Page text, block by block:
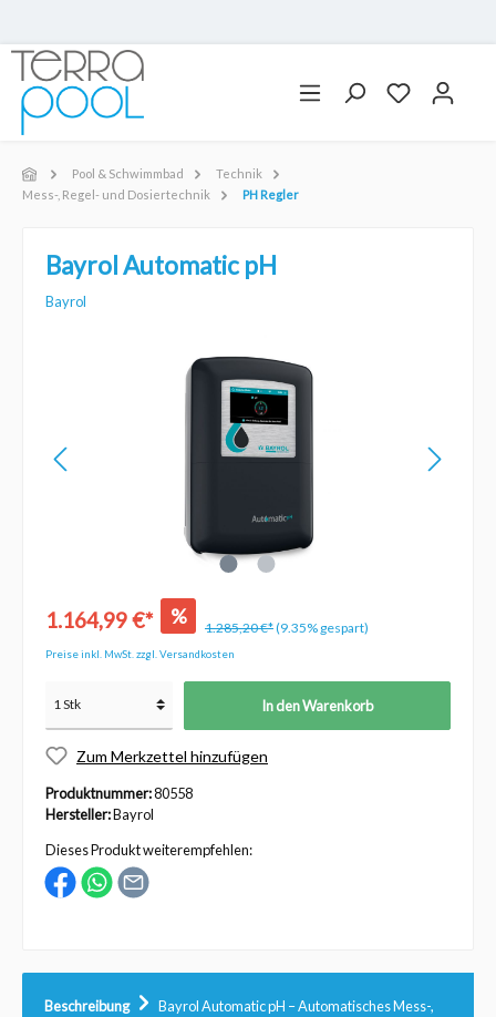
Pool & Schwimmbad
Technik
Mess-, Regel- und Dosiertechnik
PH Regler
Bayrol Automatic pH
Bayrol
1.164,99 €* % 1.285,20 €*(9.35% gespart)
Preise inkl. MwSt. zzgl. Versandkosten
In den Warenkorb
Zum Merkzettel hinzufügen
Produktnummer:80558
Hersteller:Bayrol
Dieses Produkt weiterempfehlen:
Beschreibung
Bayrol Automatic pH – Automatisches Mess-,